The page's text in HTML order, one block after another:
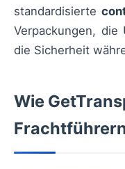
standardisierte
Verpackungen, die
die Sicherheit
Wie